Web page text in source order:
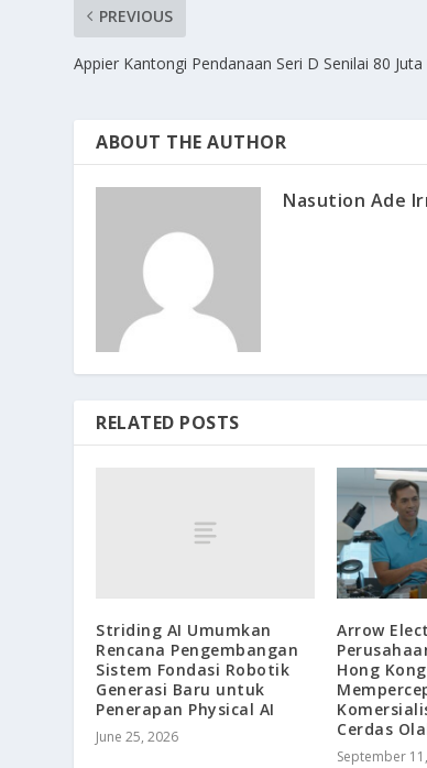
PREVIOUS
Appier Kantongi Pendanaan Seri D Senilai 80 Juta
ABOUT THE AUTHOR
Nasution Ade
RELATED POSTS
Striding AI Umumkan
Rencana Pengembangan
Sistem Fondasi Robotik
Generasi Baru untuk
Penerapan Physical AI
June 25, 2026
Arrow
Hong
Cerdas
September